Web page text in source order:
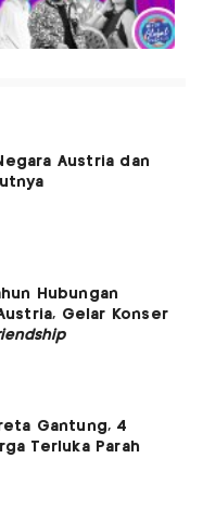
Austria dan
Hubungan
Gelar Konser
Gantung, 4
Terluka Parah